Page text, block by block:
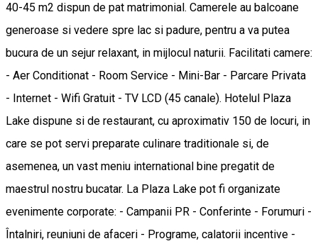
40-45 m2 dispun de pat matrimonial. Camerele au balcoane
generoase si vedere spre lac si padure, pentru a va putea
bucura de un sejur relaxant, in mijlocul naturii. Facilitati camere:
- Aer Conditionat - Room Service - Mini-Bar - Parcare Privata
- Internet - Wifi Gratuit - TV LCD (45 canale). Hotelul Plaza
Lake dispune si de restaurant, cu aproximativ 150 de locuri, in
care se pot servi preparate culinare traditionale si, de
asemenea, un vast meniu international bine pregatit de
maestrul nostru bucatar. La Plaza Lake pot fi organizate
evenimente corporate: - Campanii PR - Conferinte - Forumuri -
Întalniri, reuniuni de afaceri - Programe, calatorii incentive -